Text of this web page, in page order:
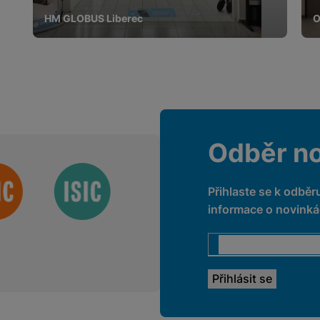
HM GLOBUS Liberec
Odběr
Přihlaste se k
informace o